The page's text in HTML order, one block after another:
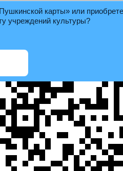
карты» или
учреждений культуры?